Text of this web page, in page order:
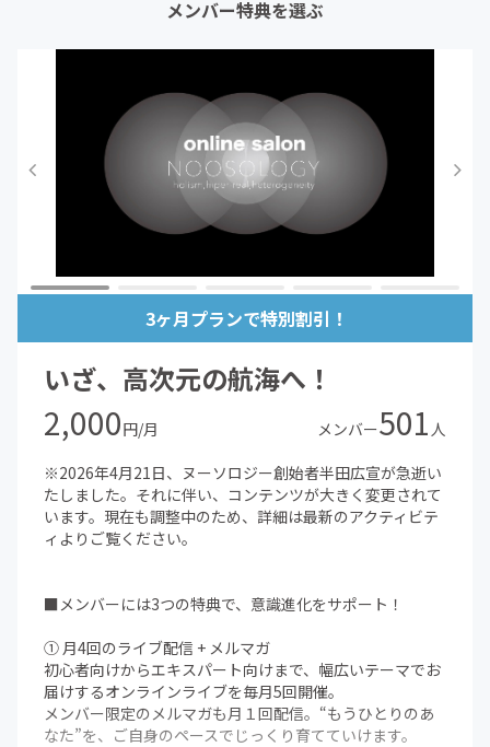
メンバー特典を選ぶ
3ヶ月プランで特別割引！
いざ、高次元の航海へ！
2,000円/月 メンバー501 人
※2026年4月21日、ヌーソロジー創始者半田広宣が急逝い
たしました。それに伴い、コンテンツが大きく変更されて
います。現在も調整中のため、詳細は最新のアクティビテ
ィよりご覧ください。
■メンバーには3つの特典で、意識進化をサポート！
① 月4回のライブ配信 + メルマガ
初心者向けからエキスパート向けまで、幅広いテーマでお
届けするオンラインライブを毎月5回開催。
メンバー限定のメルマガも月１回配信。“もうひとりのあ
なた”を、ご自身のペースでじっくり育てていけます。